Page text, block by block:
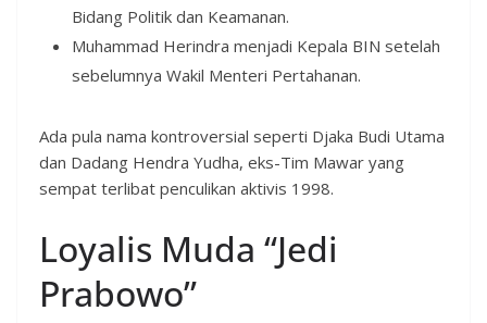
Bidang Politik dan Keamanan.
Muhammad Herindra menjadi Kepala BIN setelah
sebelumnya Wakil Menteri Pertahanan.
Ada pula nama kontroversial seperti Djaka Budi Utama
dan Dadang Hendra Yudha, eks-Tim Mawar yang
sempat terlibat penculikan aktivis 1998.
Loyalis Muda “Jedi
Prabowo”